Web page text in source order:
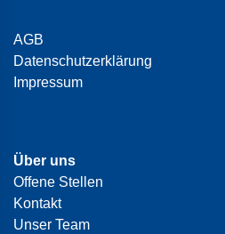
AGB
Datenschutzerklärung
Impressum
Über uns
Offene Stellen
Kontakt
Unser Team